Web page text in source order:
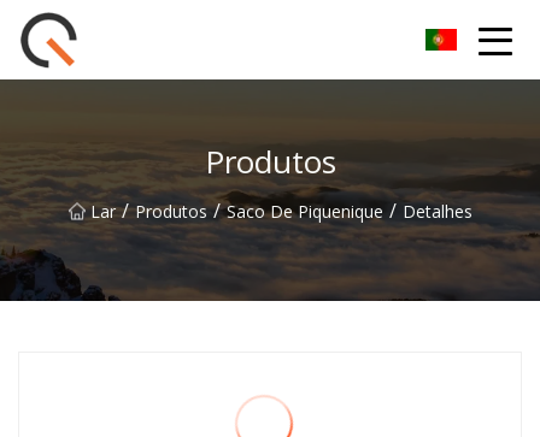
Produtos
Lar / Produtos / Saco De Piquenique / Detalhes